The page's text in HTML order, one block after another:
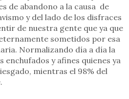
de abandono a la causa de
y del lado de los disfraces
de nuestra gente que ya que
sometidos por esa
Normalizando día a día la
y afines quienes ya
mientras el 98% del